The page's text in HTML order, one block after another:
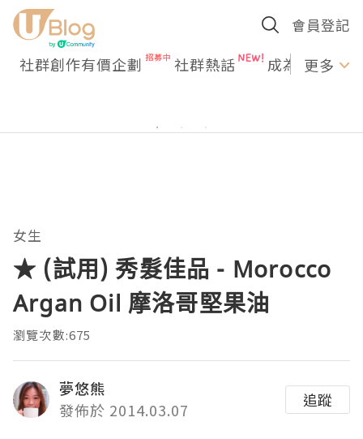
會員登記
社群創作有價企劃 社群熱話 成為U更多
女生
★ (試用) 秀髮佳品 - Morocco
Argan Oil 摩洛哥堅果油
瀏覽次數:675
夢悠熊
發佈於 2014.03.07
追蹤